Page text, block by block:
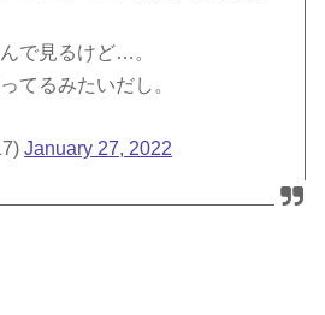
で見るけど…。
てるみたいだし。
January 27, 2022